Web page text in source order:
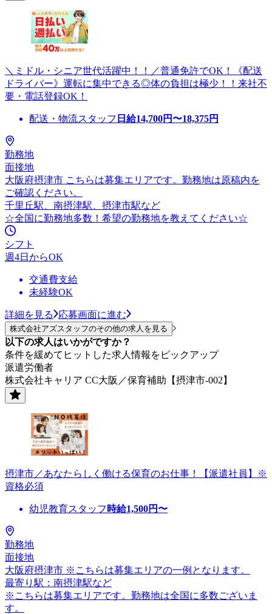
＼ミドル・シニア世代活躍中！！／普通免許でOK！《配送
ドライバー》運転に集中できる◎体の負担は極少！！来社不
要・電話登録OK！
配送・物流スタッフ 日給14,700円〜18,375円
勤務地
面接地
大阪府摂津市 こちらは募集エリアです。勤務地は原稿内を
ご確認ください。
千里丘駅、南摂津駅、摂津市駅など
☆全国に勤務地多数！希望の勤務地を教えてください☆
シフト
週4日からOK
交通費支給
未経験OK
詳細を見る 応募画面に進む
株式会社アズスタッフのその他の求人を見る
以下の求人はいかがですか？
条件を緩めてヒットした求人情報をピックアップ
派遣労働者
株式会社キャリア CC大阪／保育補助【摂津市-002】
摂津市／あなたらしく働ける保育のお仕事！【派遣社員】※
資格必須
幼児教育スタッフ 時給1,500円〜
勤務地
面接地
大阪府摂津市 ※こちらは募集エリアの一例となります。
最寄り駅：南摂津駅など
※こちらは募集エリアです。勤務地は全国に多数ございま
す。